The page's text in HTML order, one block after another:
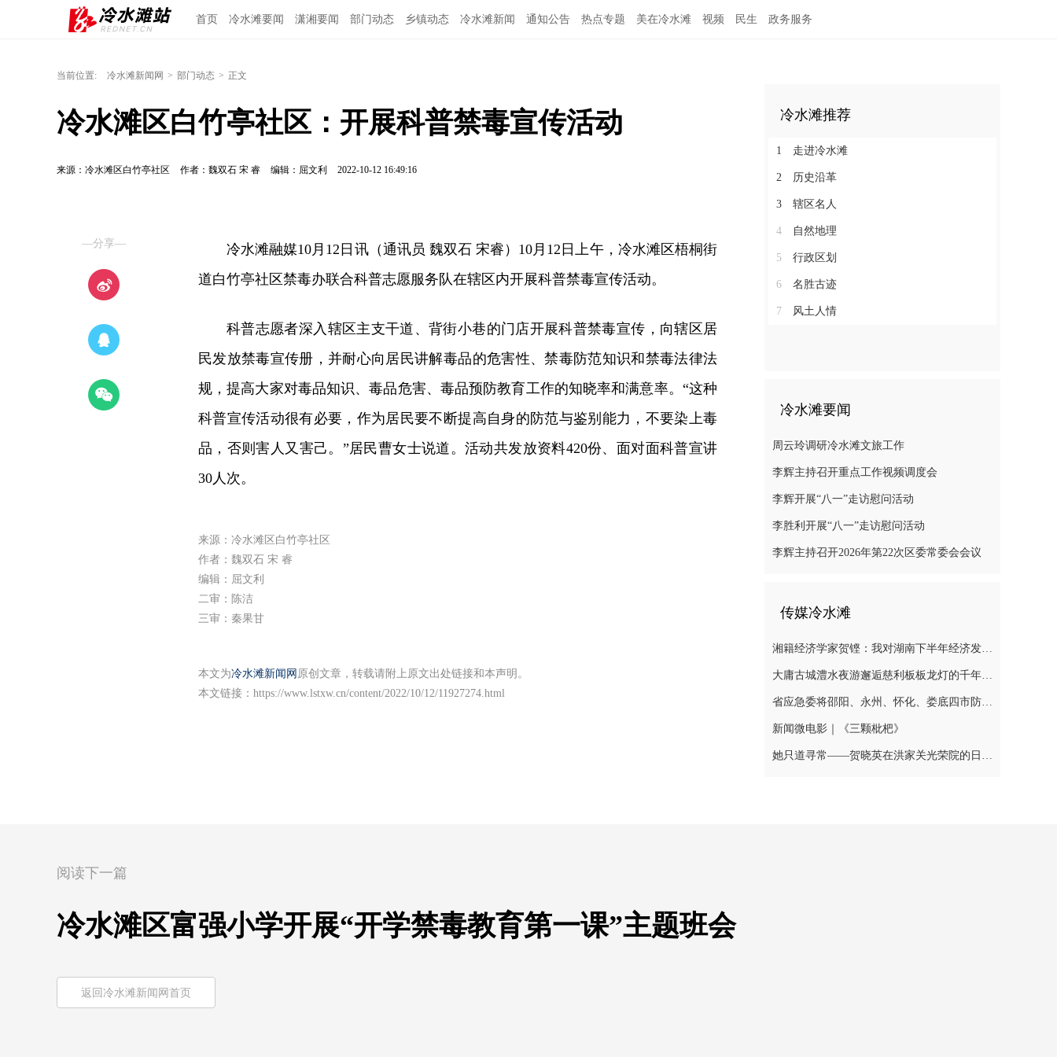
首页 冷水滩要闻 潇湘要闻 部门动态 乡镇动态 冷水滩新闻 通知公告 热点专题 美在冷水滩 视频 民生 政务服务
当前位置: 冷水滩新闻网 > 部门动态 > 正文
冷水滩区白竹亭社区：开展科普禁毒宣传活动
来源：冷水滩区白竹亭社区 作者：魏双石 宋 睿 编辑：屈文利 2022-10-12 16:49:16
—分享—
冷水滩融媒10月12日讯（通讯员 魏双石 宋睿）10月12日上午，冷水滩区梧桐街
道白竹亭社区禁毒办联合科普志愿服务队在辖区内开展科普禁毒宣传活动。
科普志愿者深入辖区主支干道、背街小巷的门店开展科普禁毒宣传，向辖区居
民发放禁毒宣传册，并耐心向居民讲解毒品的危害性、禁毒防范知识和禁毒法律法
规，提高大家对毒品知识、毒品危害、毒品预防教育工作的知晓率和满意率。“这种
科普宣传活动很有必要，作为居民要不断提高自身的防范与鉴别能力，不要染上毒
品，否则害人又害己。”居民曹女士说道。活动共发放资料420份、面对面科普宣讲
30人次。
来源：冷水滩区白竹亭社区
作者：魏双石 宋 睿
编辑：屈文利
二审：陈洁
三审：秦果甘
本文为冷水滩新闻网 原创文章，转载请附上原文出处链接和本声明。
本文链接： https://www.lstxw.cn/content/2022/10/12/11927274.html
冷水滩推荐
1 走进冷水滩
2 历史沿革
3 辖区名人
4 自然地理
5 行政区划
6 名胜古迹
7 风土人情
冷水滩要闻
周云玲调研冷水滩文旅工作
李辉主持召开重点工作视频调度会
李辉开展“八一”走访慰问活动
李胜利开展“八一”走访慰问活动
李辉主持召开2026年第22次区委常委会会议
传媒冷水滩
湘籍经济学家贺铿：我对湖南下半年经济发展有信心
大庸古城澧水夜游邂逅慈利板板龙灯的千年浪漫
省应急委将邵阳、永州、怀化、娄底四市防汛抗灾应急响应提升至三级
新闻微电影｜《三颗枇杷》
她只道寻常——贺晓英在洪家关光荣院的日与夜
阅读下一篇
冷水滩区富强小学开展“开学禁毒教育第一课”主题班会
返回冷水滩新闻网首页